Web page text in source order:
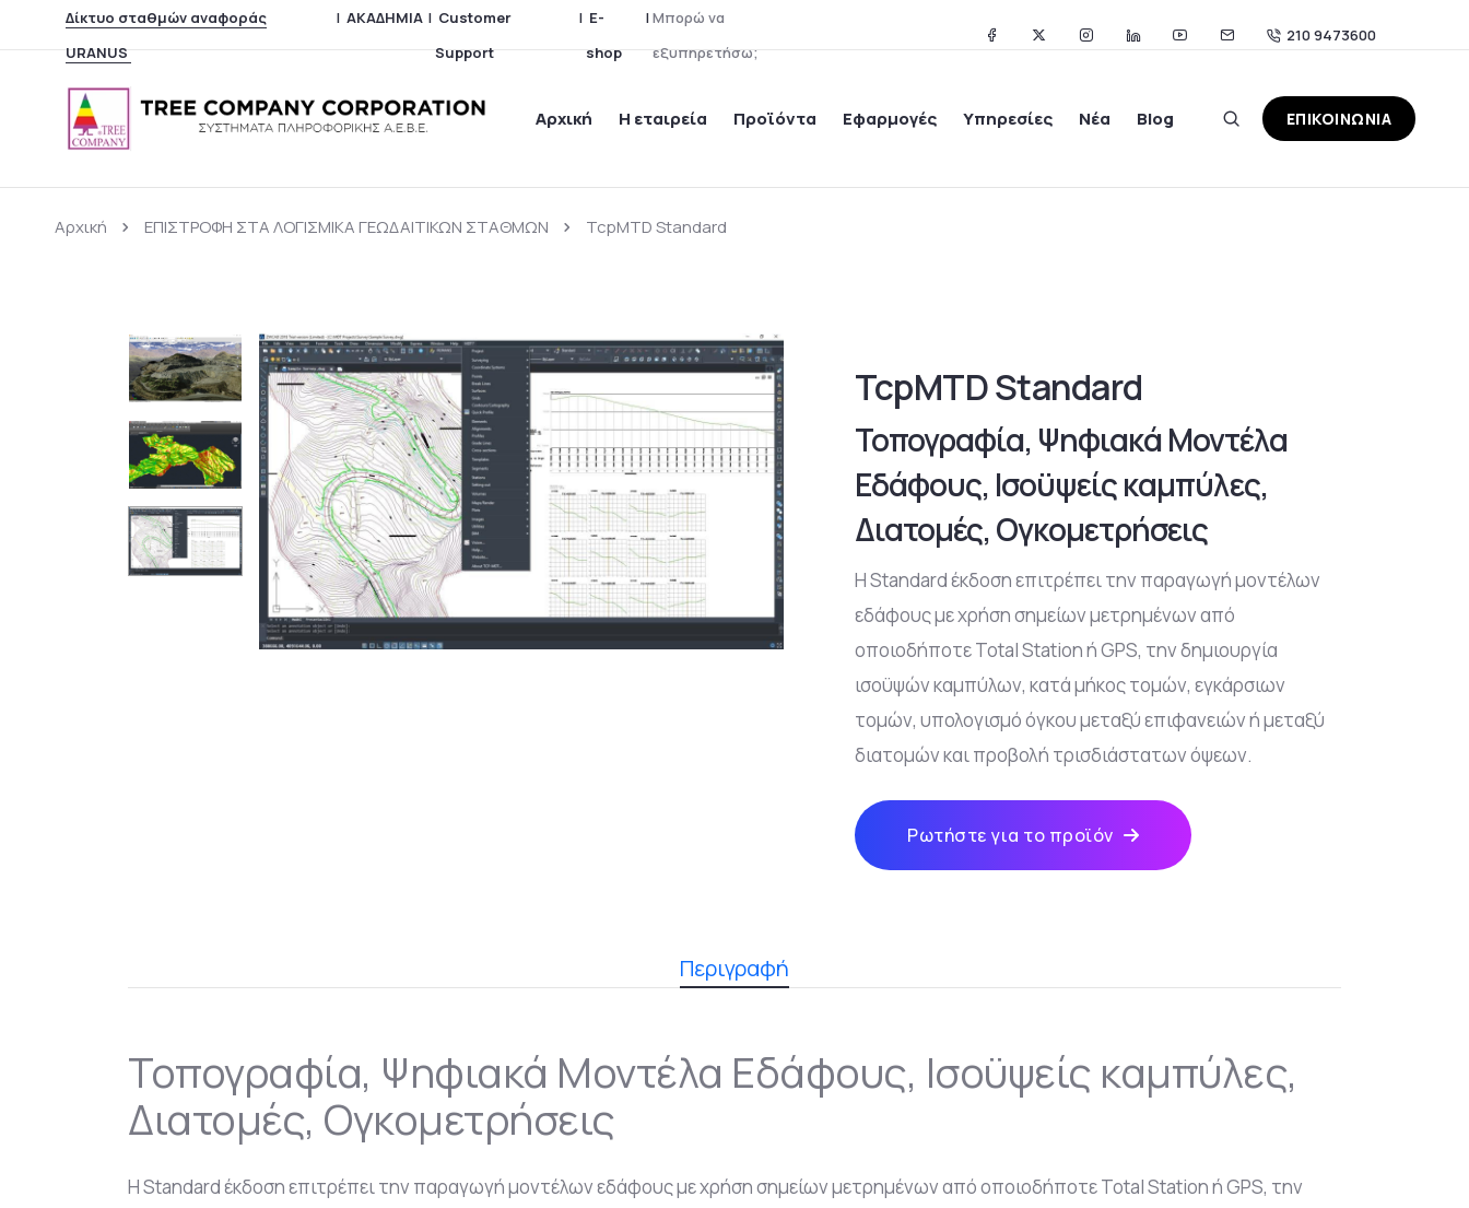
Δίκτυο σταθμών αναφοράς
URANUS
| ΑΚΑΔΗΜΙΑ | Customer
Support
| E-
shop
| Μ πορώ να
εξυπηρετήσω;
210 9473600
Αρχική Η εταιρεία Προϊόντα Εφαρμογές Υπηρεσίες Νέα Blog ΕΠΙΚΟΙΝΩΝΙΑ
Αρχική ΕΠΙΣΤΡΟΦΗ ΣΤΑ ΛΟΓΙΣΜΙΚΑ ΓΕΩΔΑΙΤΙΚΩΝ ΣΤΑΘΜΩΝ TcpMTD Standard
TcpMTD Standard
Τοπογραφία, Ψηφιακά Μοντέλα
Εδάφους, Ισοϋψείς καμπύλες,
Διατομές, Ογκομετρήσεις
Η Standard έκδοση επιτρέπει την παραγωγή μοντέλων
εδάφους με χρήση σημείων μετρημένων από
οποιοδήποτε Total Station ή GPS, την δημιουργία
ισοϋψών καμπύλων, κατά μήκος τομών, εγκάρσιων
τομών, υπολογισμό όγκου μεταξύ επιφανειών ή μεταξύ
διατομών και προβολή τρισδιάστατων όψεων.
Ρωτήστε για το προϊόν
Περιγραφή
Τοπογραφία, Ψηφιακά Μοντέλα Εδάφους, Ισοϋψείς καμπύλες,
Διατομές, Ογκομετρήσεις
Η Standard έκδοση επιτρέπει την παραγωγή μοντέλων εδάφους με χρήση σημείων μετρημένων από οποιοδήποτε Total Station ή GPS, την